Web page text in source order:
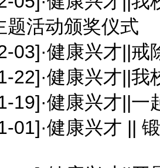
题活动颁奖仪式
03]·健康兴才||戒
22]·健康兴才||我
19]·健康兴才||一
01]·健康兴才 ||